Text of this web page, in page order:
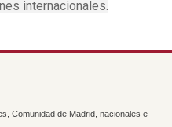
internacionales.
Comunidad de Madrid, nacionales e